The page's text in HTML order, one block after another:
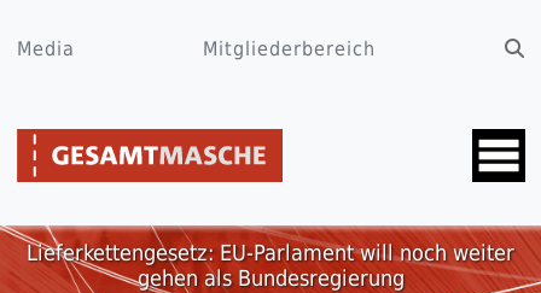
Media Mitgliederbereich
Lieferkettengesetz: EU-Parlament will noch weiter
gehen als Bundesregierung